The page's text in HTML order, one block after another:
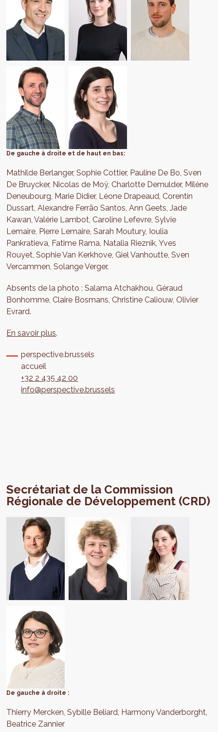
De gauche à droite et de haut en bas:
Mathilde Berlanger, Sophie Cottier, Pauline De Bo, Sven
De Bruycker, Nicolas de Moÿ, Charlotte Demulder, Milène
Deneubourg, Marie Didier, Léone Drapeaud, Corentin
Dussart, Alexandre Ferrão Santos, Ann Geets, Jade
Kawan, Valérie Lambot, Caroline Lefevre, Sylvie
Lemaire, Pierre Lemaire, Sarah Moutury, Ioulia
Pankratieva, Fatime Rama, Natalia Rieznik, Yves
Rouyet, Sophie Van Kerkhove, Giel Vanhoutte, Sven
Vercammen, Solange Verger.
Absents de la photo : Salama Atchakhou, Géraud
Bonhomme, Claire Bosmans, Christine Caliouw, Olivier
Evrard.
En savoir plus.
perspective.brussels
accueil
+32 2 435 42 00
info@perspective.brussels
Secrétariat de la Commission
Régionale de Développement (CRD)
De gauche à droite :
Thierry Mercken, Sybille Beliard, Harmony Vanderborght,
Beatrice Zannier